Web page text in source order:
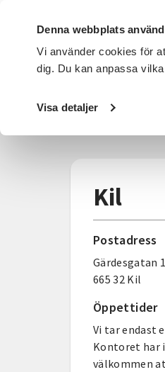
Denna webbplats
Vi använder cookies för
dig. Du kan anpassa
Visa detaljer
DET HÄR GÖR VI FÖR DIG
Startsida / Avdelningar
Kil
Postadress
Gärdesgatan
665 32 Kil
Öppettider
Vi tar endast
Kontoret har
välkommen